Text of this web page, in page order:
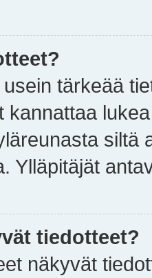
tärkeää
kannattaa
siltä
Ylläpitäjät
tiedotteet?
näkyvät